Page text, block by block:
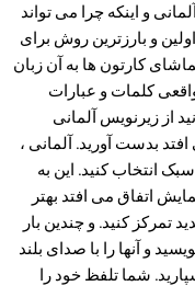
و اینکه چرا می تواند
و بارزترین روش برای
کارتون ها به آن زبان
کلمات و عبارات
از زیرنویس آلمانی
بدست آورید. آلمانی ،
انتخاب کنید. این به
اتفاق می افتد بهتر
تمرکز کنید. و چندین بار
و آنها را با صدای بلند
شما تلفظ خود را